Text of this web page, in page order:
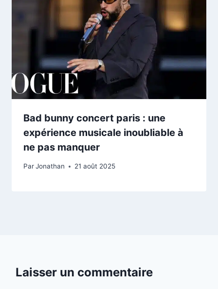
Bad bunny concert paris : une
expérience musicale inoubliable à
ne pas manquer
ParJonathan 21 août 2025
Laisser un commentaire